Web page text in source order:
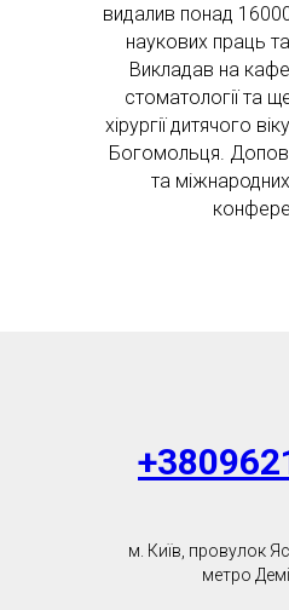
видалив понад
наукових праць та
Викладав на
стоматології та
хірургії дитячого
Богомольця.
та
м. Київ, провулок
метро